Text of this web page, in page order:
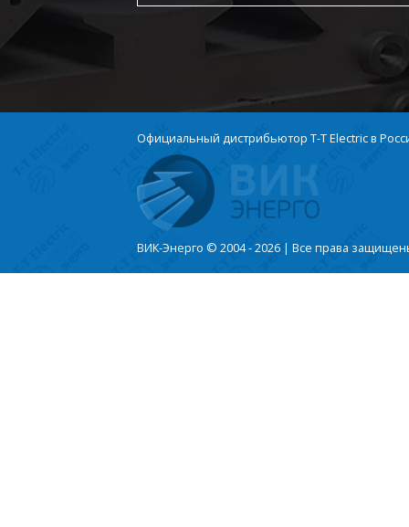
Официальный дистрибьютор T-T Electric в
ВИК-Энерго © 2004 - 2026 | Все права